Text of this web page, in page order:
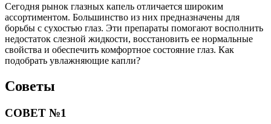
Сегодня рынок глазных капель отличается широким
ассортиментом. Большинство из них предназначены для
борьбы с сухостью глаз. Эти препараты помогают восполнить
недостаток слезной жидкости, восстановить ее нормальные
свойства и обеспечить комфортное состояние глаз. Как
подобрать увлажняющие капли?
Советы
СОВЕТ №1